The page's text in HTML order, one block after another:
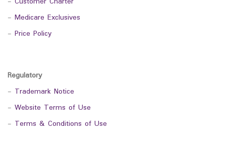
- Medicare Exclusives
- Price Policy
Regulatory
- Trademark Notice
- Website Terms of Use
- Terms & Conditions of Use